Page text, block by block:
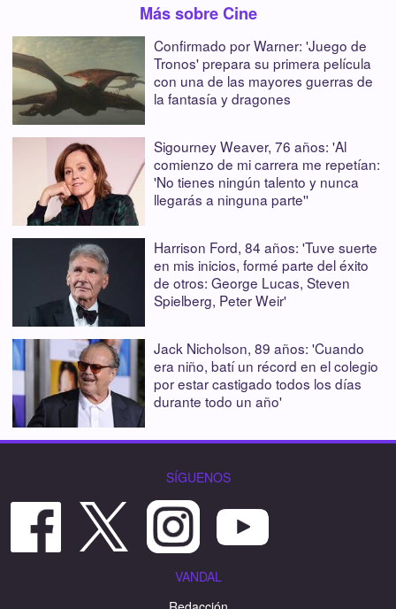
Más sobre Cine
Confirmado por Warner: 'Juego de
Tronos' prepara su primera película
con una de las mayores guerras de
la fantasía y dragones
Sigourney Weaver, 76 años: 'Al
comienzo de mi carrera me repetían:
'No tienes ningún talento y nunca
llegarás a ninguna parte''
Harrison Ford, 84 años: 'Tuve suerte
en mis inicios, formé parte del éxito
de otros: George Lucas, Steven
Spielberg, Peter Weir'
Jack Nicholson, 89 años: 'Cuando
era niño, batí un récord en el colegio
por estar castigado todos los días
durante todo un año'
SÍGUENOS
VANDAL